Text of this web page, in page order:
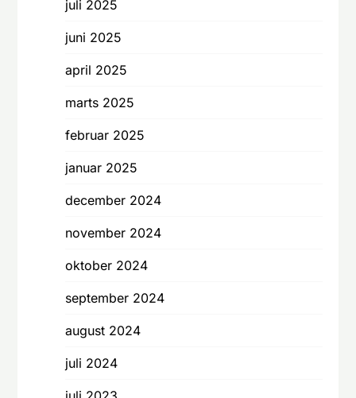
juli 2025
juni 2025
april 2025
marts 2025
februar 2025
januar 2025
december 2024
november 2024
oktober 2024
september 2024
august 2024
juli 2024